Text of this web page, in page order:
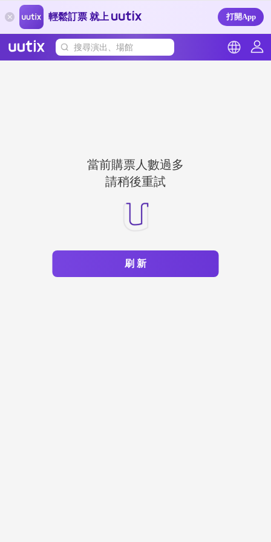
輕鬆訂票 就上 打開App
搜尋演出、場館
當前購票人數過多
請稍後重試
刷 新